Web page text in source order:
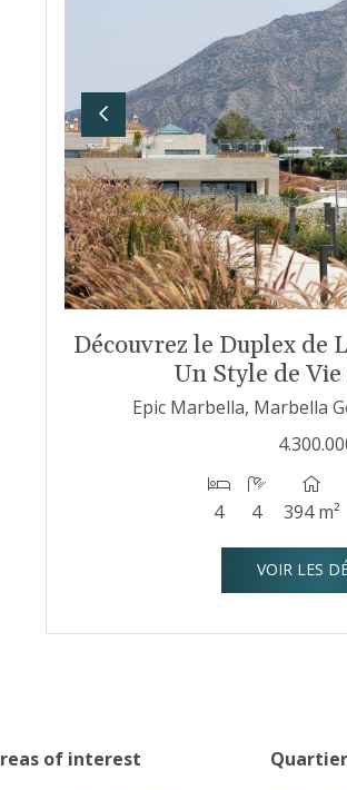
Previous
Découvrez le Duplex de
Un Style de
Epic Marbella, Marbella
4 4 394 m²
VOIR LES
of interest